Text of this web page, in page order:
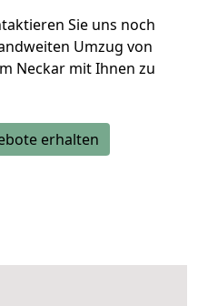
Sie uns noch
Umzug von
Neckar mit Ihnen zu
erhalten